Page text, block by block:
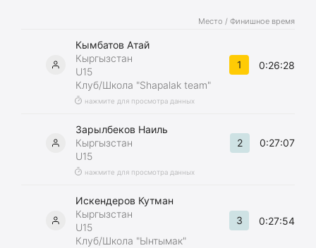
Место / Финишное время
Кымбатов Атай
Кыргызстан
U15
Клуб/Школа "Shapalak team"
нажмите для просмотра данных
1 0:26:28
Зарылбеков Наиль
Кыргызстан
U15
нажмите для просмотра данных
2 0:27:07
Искендеров Кутман
Кыргызстан
U15
Клуб/Школа "Ынтымак"
3 0:27:54